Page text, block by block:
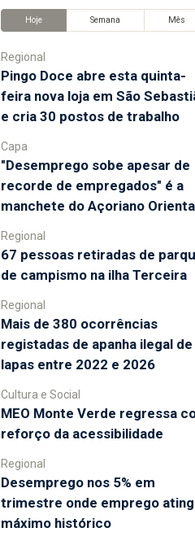
Hoje Semana Mês
Regional
Pingo Doce abre esta quinta-
feira nova loja em São
e cria 30 postos de trabalho
Capa
"Desemprego sobe apesar de
recorde de empregados" é a
manchete do Açoriano
Regional
67 pessoas retiradas de
de campismo na ilha Terceira
Regional
Mais de 380 ocorrências
registadas de apanha ilegal de
lapas entre 2022 e 2026
Cultura e Social
MEO Monte Verde regressa
reforço da acessibilidade
Regional
Desemprego nos 5% em
trimestre onde emprego
máximo histórico